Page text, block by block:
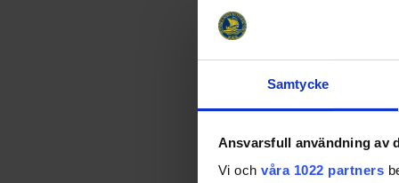
Samtycke
Ansvarsfull användning av
Vi och våra 1022 partners
lämnar.
Spelschema
https://
Tre Kronor herr